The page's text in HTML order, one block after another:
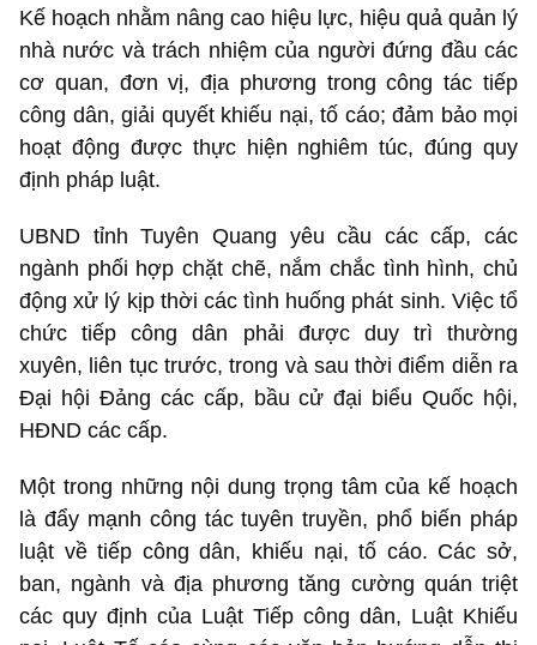
Kế hoạch nhằm nâng cao hiệu lực, hiệu quả quản lý
nhà nước và trách nhiệm của người đứng đầu các
cơ quan, đơn vị, địa phương trong công tác tiếp
công dân, giải quyết khiếu nại, tố cáo; đảm bảo mọi
hoạt động được thực hiện nghiêm túc, đúng quy
định pháp luật.
UBND tỉnh Tuyên Quang yêu cầu các cấp, các
ngành phối hợp chặt chẽ, nắm chắc tình hình, chủ
động xử lý kịp thời các tình huống phát sinh. Việc tổ
chức tiếp công dân phải được duy trì thường
xuyên, liên tục trước, trong và sau thời điểm diễn ra
Đại hội Đảng các cấp, bầu cử đại biểu Quốc hội,
HĐND các cấp.
Một trong những nội dung trọng tâm của kế hoạch
là đẩy mạnh công tác tuyên truyền, phổ biến pháp
luật về tiếp công dân, khiếu nại, tố cáo. Các sở,
ban, ngành và địa phương tăng cường quán triệt
các quy định của Luật Tiếp công dân, Luật Khiếu